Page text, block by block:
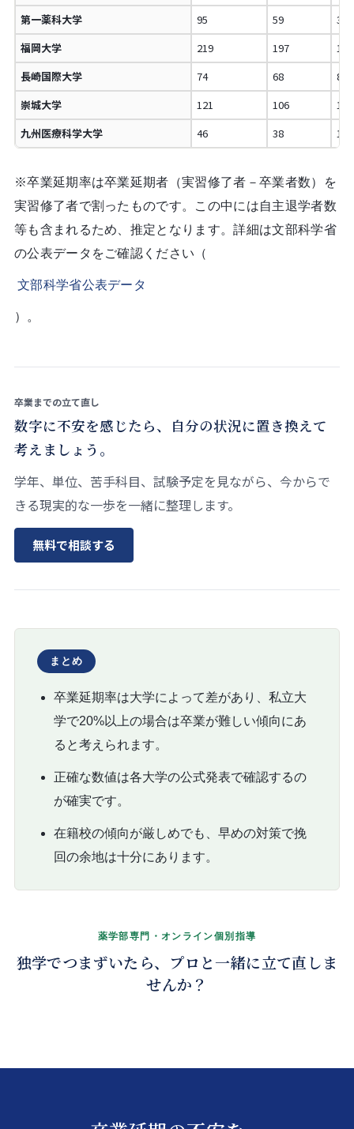
第一薬科大学
95 59
福岡大学
219 197
長崎国際大学
74 68
崇城大学
121 106
九州医療科学大学
46 38
※卒業延期率は卒業延期者（実習修了者－卒業者数）を
実習修了者で割ったものです。この中には自主退学者数
等も含まれるため、推定となります。詳細は文部科学省
の公表データをご確認ください（
文部科学省公表データ
）。
卒業までの立て直し
数字に不安を感じたら、自分の状況に置き換えて
考えましょう。
学年、単位、苦手科目、試験予定を見ながら、今からで
きる現実的な一歩を一緒に整理します。
無料で相談する
まとめ
卒業延期率は大学によって差があり、私立大
学で20%以上の場合は卒業が難しい傾向にあ
ると考えられます。
正確な数値は各大学の公式発表で確認するの
が確実です。
在籍校の傾向が厳しめでも、早めの対策で挽
回の余地は十分にあります。
薬学部専門・オンライン個別指導
独学でつまずいたら、プロと一緒に立て直しま
せんか？
卒業対策を、マンツーマンで。